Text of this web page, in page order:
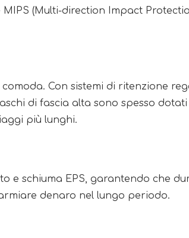
(Multi-direction Impact
Con sistemi di ritenzione
di fascia alta sono spesso
più lunghi.
e schiuma EPS, garantendo che
denaro nel lungo periodo.